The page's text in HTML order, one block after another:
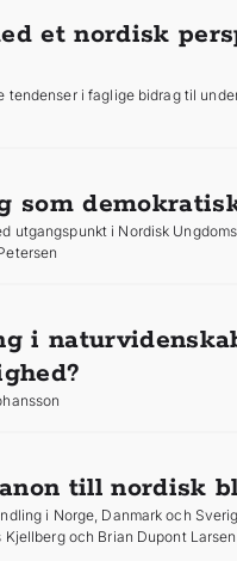
et nordisk
tendenser i faglige bidrag til
som
utgangspunkt i Nordisk
i
till nordisk
i Norge, Danmark och
och Brian Dupont Larsen